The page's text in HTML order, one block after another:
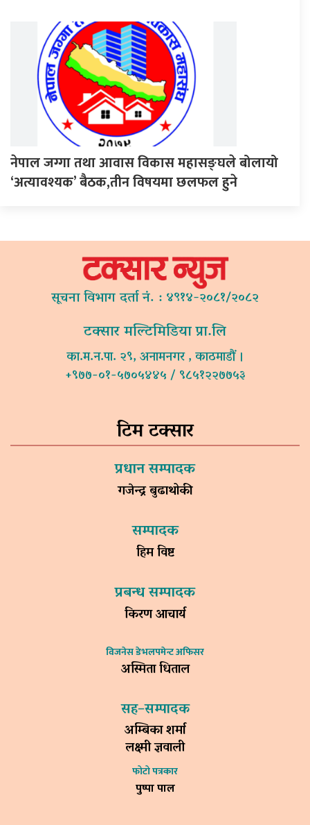
नेपाल जग्गा तथा आवास विकास महासङ्घले बोलायो
‘अत्यावश्यक’ बैठक,तीन विषयमा छलफल हुने
सूचना विभाग दर्ता नं. : ४९१४-२०८१/२०८२
टक्सार मल्टिमिडिया प्रा.लि
का.म.न.पा. २९, अनामनगर , काठमाडौं ।
+९७७-०१-५७०५४४५ / ९८५१२२७७५३
टिम टक्सार
प्रधान सम्पादक
गजेन्द्र बुढाथोकी
सम्पादक
हिम विष्ट
प्रबन्ध सम्पादक
किरण आचार्य
विजनेस डेभलपमेन्ट अफिसर
अस्मिता धिताल
सह–सम्पादक
अम्बिका शर्मा
लक्ष्मी ज्ञवाली
फोटो पत्रकार
पुष्पा पाल